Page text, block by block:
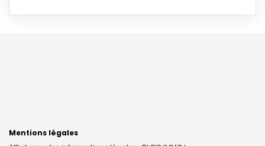
Mentions légales